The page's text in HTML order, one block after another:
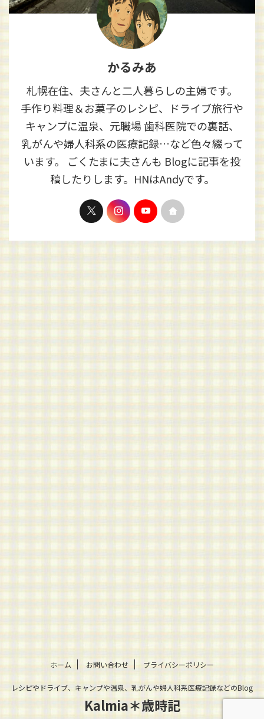
かるみあ
札幌在住、夫さんと二人暮らしの主婦です。
手作り料理＆お菓子のレシピ、ドライブ旅行や
キャンプに温泉、元職場 歯科医院での裏話、
乳がんや婦人科系の医療記録…など色々綴って
います。 ごくたまに夫さんも Blogに記事を投
稿したりします。HNはAndyです。
ホーム お問い合わせ プライバシーポリシー
レシピやドライブ、キャンプや温泉、乳がんや婦人科系医療記録などのBlog
Kalmia＊歳時記